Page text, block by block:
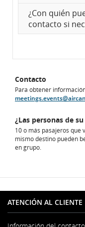
¿Con quién
contacto si
Contacto
Para obtener
¿Las personas de
10 o más pasajeros que
mismo destino pueden
en grupo.
ATENCIÓN AL CLIENTE